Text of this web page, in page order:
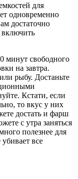
для
одновременно
достаточно
включить
минут свободного
на завтра.
рыбу. Достаньте
Кстати, если
то вкус у них
достать и фарш
с утра заняться
полезнее для
все